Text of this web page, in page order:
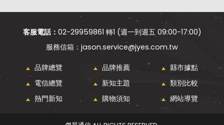
客服電話： 02-29959861 轉1 (週一到週五 09:00-17:00)
jason.service@jyes.com.tw
品牌總覽 品牌推薦
縣市據點
電信總覽
新知主題
類別比較
熱門新知
購物須知 網站導覽